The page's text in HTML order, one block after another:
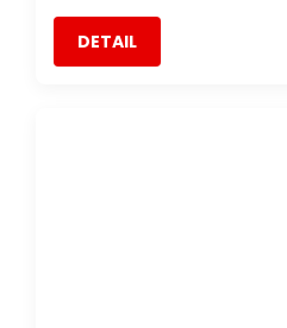
DETAIL